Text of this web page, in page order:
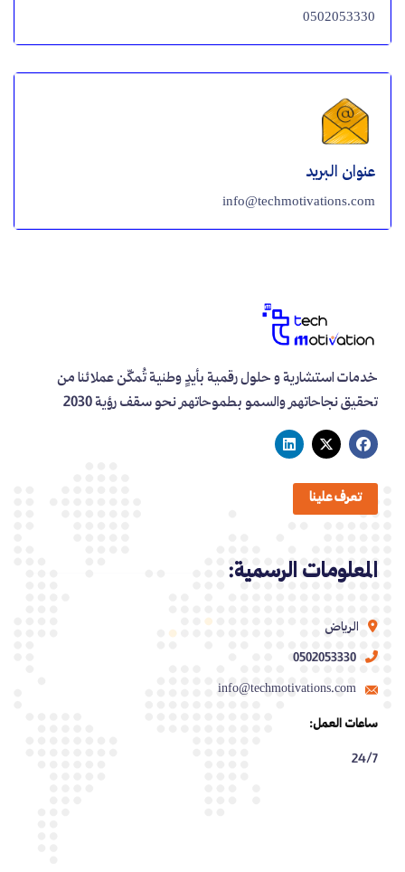
0502053330
عنوان البريد
info@techmotivations.com
خدمات استشارية و حلول رقمية بأيدٍ وطنية تُمكّن عملائنا من
تحقيق نجاحاتهم والسمو بطموحاتهم نحو سقف رؤية 2030
تعرف علينا
المعلومات الرسمية:
الرياض
0502053330
info@techmotivations.com
ساعات العمل:
24/7